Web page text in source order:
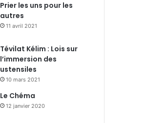
Prier les uns pour les
autres
11 avril 2021
Tévilat Kélim : Lois sur
l’immersion des
ustensiles
10 mars 2021
Le Chéma
12 janvier 2020